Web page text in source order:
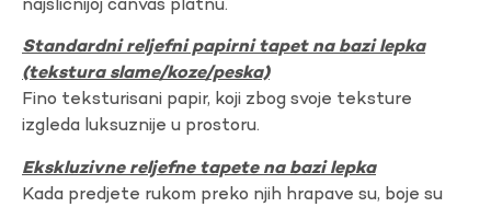
najslicnijoj canvas platnu.
Standardni reljefni papirni tapet na bazi lepka
(tekstura slame/koze/peska)
Fino teksturisani papir, koji zbog svoje teksture
izgleda luksuznije u prostoru.
Ekskluzivne reljefne tapete na bazi lepka
Kada predjete rukom preko njih hrapave su, boje su